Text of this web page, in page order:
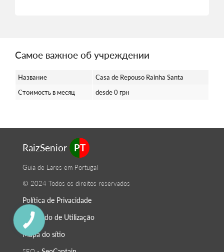
Самое важное об учреждении
Название
Casa de Repouso Rainha Santa
Стоимость в месяц
desde 0 грн
RaizSenior PT
Guia de Lares em Portugal
© 2024 Todos os direitos reservados
Política de Privacidade
O Acordo de Utilização
Mapa do sítio